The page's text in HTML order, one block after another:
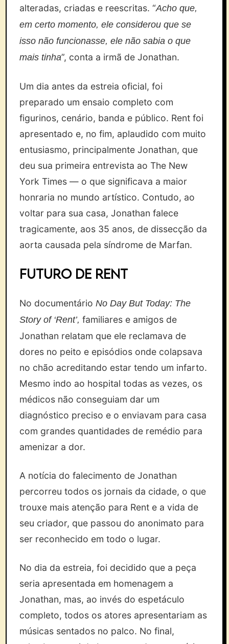
alteradas, criadas e reescritas. “Acho que,
em certo momento, ele considerou que se
isso não funcionasse, ele não sabia o que
mais tinha”, conta a irmã de Jonathan.
Um dia antes da estreia oficial, foi
preparado um ensaio completo com
figurinos, cenário, banda e público. Rent foi
apresentado e, no fim, aplaudido com muito
entusiasmo, principalmente Jonathan, que
deu sua primeira entrevista ao The New
York Times — o que significava a maior
honraria no mundo artístico. Contudo, ao
voltar para sua casa, Jonathan falece
tragicamente, aos 35 anos, de dissecção da
aorta causada pela síndrome de Marfan.
Futuro de Rent
No documentárioNo Day But Today: The
Story of ‘Rent’, familiares e amigos de
Jonathan relatam que ele reclamava de
dores no peito e episódios onde colapsava
no chão acreditando estar tendo um infarto.
Mesmo indo ao hospital todas as vezes, os
médicos não conseguiam dar um
diagnóstico preciso e o enviavam para casa
com grandes quantidades de remédio para
amenizar a dor.
A notícia do falecimento de Jonathan
percorreu todos os jornais da cidade, o que
trouxe mais atenção para Rent e a vida de
seu criador, que passou do anonimato para
ser reconhecido em todo o lugar.
No dia da estreia, foi decidido que a peça
seria apresentada em homenagem a
Jonathan, mas, ao invés do espetáculo
completo, todos os atores apresentariam as
músicas sentados no palco. No final,